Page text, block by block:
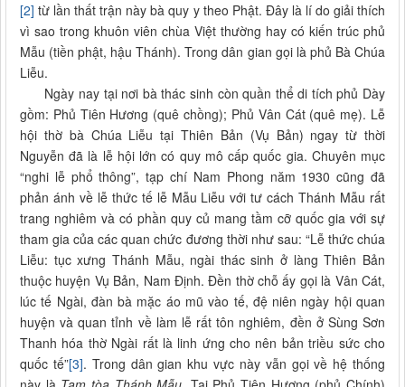
[2] từ lần thất trận này bà quy y theo Phật. Đây là lí do giải thích
vì sao trong khuôn viên chùa Việt thường hay có kiến trúc phủ
Mẫu (tiền phật, hậu Thánh). Trong dân gian gọi là phủ Bà Chúa
Liễu.
Ngày nay tại nơi bà thác sinh còn quần thể di tích phủ Dày
gồm: Phủ Tiên Hương (quê chồng); Phủ Vân Cát (quê mẹ). Lễ
hội thờ bà Chúa Liễu tại Thiên Bản (Vụ Bản) ngay từ thời
Nguyễn đã là lễ hội lớn có quy mô cấp quốc gia. Chuyên mục
“nghi lễ phổ thông”, tạp chí Nam Phong năm 1930 cũng đã
phản ánh về lễ thức tế lễ Mẫu Liễu với tư cách Thánh Mẫu rất
trang nghiêm và có phần quy củ mang tầm cỡ quốc gia với sự
tham gia của các quan chức đương thời như sau: “Lễ thức chúa
Liễu: tục xưng Thánh Mẫu, ngài thác sinh ở làng Thiên Bản
thuộc huyện Vụ Bản, Nam Định. Đền thờ chỗ ấy gọi là Vân Cát,
lúc tế Ngài, đàn bà mặc áo mũ vào tế, đệ niên ngày hội quan
huyện và quan tỉnh về làm lễ rất tôn nghiêm, đền ở Sùng Sơn
Thanh hóa thờ Ngài rất là linh ứng cho nên bản triều sức cho
quốc tế”[3]. Trong dân gian khu vực này vẫn gọi về hệ thống